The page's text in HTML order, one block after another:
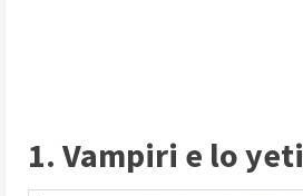
1. Vampiri e lo yeti